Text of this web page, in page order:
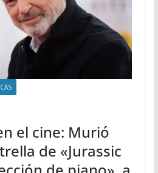
el cine: Murió
de «Jurassic